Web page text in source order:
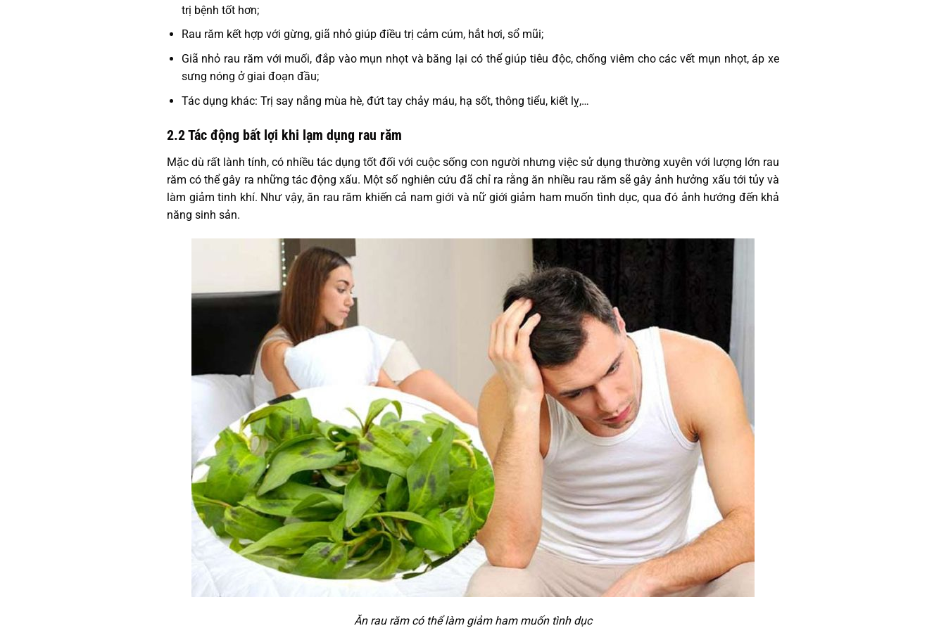
trị bệnh tốt hơn;
Rau răm kết hợp với gừng, giã nhỏ giúp điều trị cảm cúm, hắt hơi, sổ mũi;
Giã nhỏ rau răm với muối, đắp vào mụn nhọt và băng lại có thể giúp tiêu độc, chống viêm cho các vết mụn nhọt, áp xe
sưng nóng ở giai đoạn đầu;
Tác dụng khác: Trị say nắng mùa hè, đứt tay chảy máu, hạ sốt, thông tiểu, kiết lỵ,…
2.2 Tác động bất lợi khi lạm dụng rau răm
Mặc dù rất lành tính, có nhiều tác dụng tốt đối với cuộc sống con người nhưng việc sử dụng thường xuyên với lượng lớn rau
răm có thể gây ra những tác động xấu. Một số nghiên cứu đã chỉ ra rằng ăn nhiều rau răm sẽ gây ảnh hưởng xấu tới tủy và
làm giảm tinh khí. Như vậy, ăn rau răm khiến cả nam giới và nữ giới giảm ham muốn tình dục, qua đó ảnh hướng đến khả
năng sinh sản.
Ăn rau răm có thể làm giảm ham muốn tình dục